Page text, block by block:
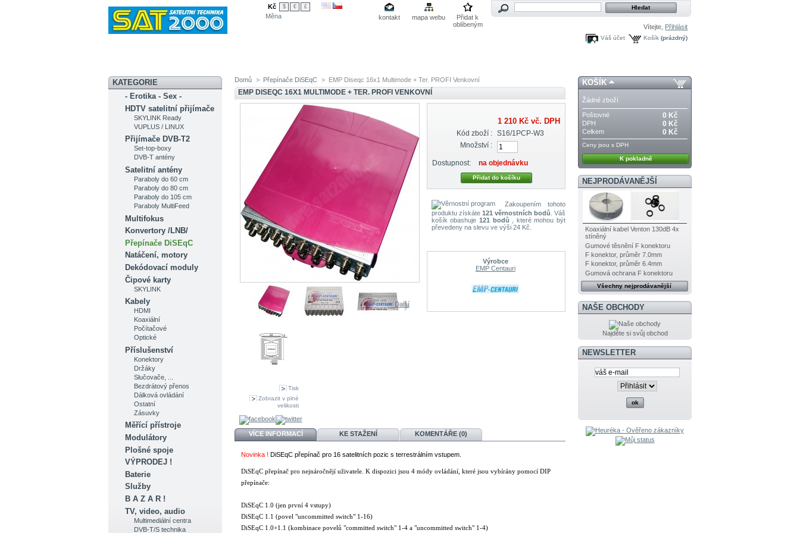
Kč $ € £
Měna kontakt mapa webu
Přidat k
oblíbeným
Vítejte, Přihlásit
Košík (prázdný)
Váš účet
KATEGORIE
- Erotika - Sex -
HDTV satelitní přijímače
SKYLINK Ready
VUPLUS / LINUX
Přijímače DVB-T2
Set-top-boxy
DVB-T antény
Satelitní antény
Paraboly do 60 cm
Paraboly do 80 cm
Paraboly do 105 cm
Paraboly MultiFeed
Multifokus
Konvertory /LNB/
Přepínače DiSEqC
Natáčení, motory
Dekódovací moduly
Čipové karty
SKYLINK
Kabely
HDMI
Koaxiální
Počítačové
Optické
Příslušenství
Konektory
Držáky
Slučovače, ...
Bezdrátový přenos
Dálková ovládání
Ostatní
Zásuvky
Měřící přístroje
Modulátory
Plošné spoje
VÝPRODEJ !
Baterie
Služby
B A Z A R !
TV, video, audio
Multimediální centra
DVB-T/S technika
Domů > Přepínače DiSEqC > EMP Diseqc 16x1 Multimode + Ter. PROFI Venkovní
EMP DISEQC 16X1 MULTIMODE + TER. PROFI VENKOVNÍ
Další
Tisk
Zobrazit v plné
velikosti
1 210 Kčvč. DPH
Kód zboží :
S16/1PCP-W3
Množství :
Dostupnost: na objednávku
Zakoupením tohoto
produktu získáte 121 věrnostních bodů . Váš
košík obashuje 121 bodů , které mohou být
převedeny na slevu ve výši 24 Kč
Výrobce
EMP Centauri
VÍCE INFORMACÍ KE STAŽENÍ KOMENTÁŘE (0)
Novinka ! DiSEqC přepínač pro 16 satelitních pozic s terrestrálním vstupem.
DiSEqC přepínač pro nejnáročnějí uživatele. K dispozici jsou 4 módy ovládání, které jsou vybírány pomocí DIP
přepínače:
DiSEqC 1.0 (jen první 4 vstupy)
DiSEqC 1.1 (povel "uncommitted switch" 1-16)
DiSEqC 1.0+1.1 (kombinace povelů "committed switch" 1-4 a "uncommitted switch" 1-4)
KOŠÍK
Žádné zboží
Poštovné 0 Kč
DPH 0 Kč
Celkem 0 Kč
Ceny jsou s DPH
K pokladně
NEJPRODÁVANĚJŠÍ
Koaxiální kabel Venton 130dB 4x
stíněný
Gumové těsnění F konektoru
F konektor, průměr 7.0mm
F konektor, průměr 6.4mm
Gumová ochrana F konektoru
Všechny nejprodávanější
NAŠE OBCHODY
Najděte si svůj obchod
NEWSLETTER